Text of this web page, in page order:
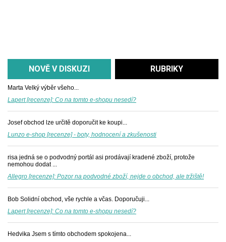
NOVĚ V DISKUZI RUBRIKY
Marta Velký výběr všeho...
Lapert [recenze]: Co na tomto e-shopu nesedí?
Josefobchod lze určitě doporučit ke koupi...
Lunzo e-shop [recenze] - boty, hodnocení a zkušenosti
risa jedná se o podvodný portál asi prodávají kradené zboží, protože
nemohou dodat ...
Allegro [recenze]: Pozor na podvodné zboží, nejde o obchod, ale tržiště!
Bob Solidní obchod, vše rychle a včas. Doporučuji...
Lapert [recenze]: Co na tomto e-shopu nesedí?
Hedvika Jsem s tímto obchodem spokojena...